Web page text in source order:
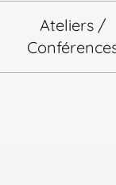
Ateliers /